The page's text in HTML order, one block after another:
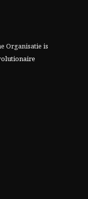
Organisatie is